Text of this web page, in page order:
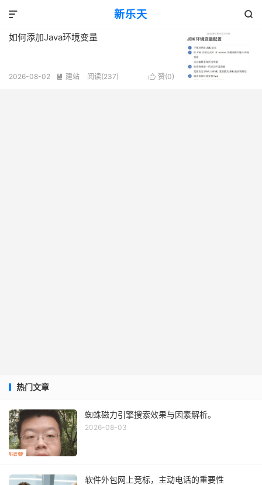
新乐天 
 共 1 篇文章
如何添加Java环境变量
 赞(0)
2026-08-02  建站 阅读(237)
热门文章
蜘蛛磁力引擎搜索效果与因素解析。
2026-08-03
软件外包网上竞标，主动电话的重要性